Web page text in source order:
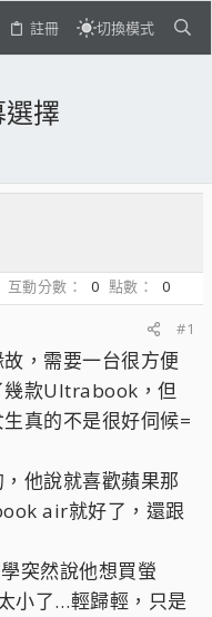
註冊 切換模式
擇
互動分數 0 點數
0
#1
，需要一台很方便
幾款Ultrabook，但
真的不是很好伺候=
他說就喜歡蘋果那
air就好了，還跟
突然說他想買螢
小了…輕歸輕，只是